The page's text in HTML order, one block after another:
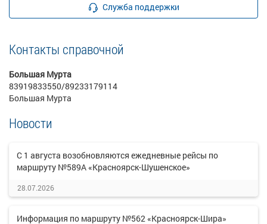
Служба поддержки
Контакты справочной
Большая Мурта
83919833550/89233179114
Большая Мурта
Новости
С 1 августа возобновляются ежедневные рейсы по
маршруту №589А «Красноярск-Шушенское»
28.07.2026
Информация по маршруту №562 «Красноярск-Шира»